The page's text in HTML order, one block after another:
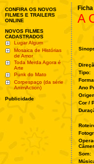
CONFIRA OS NOVOS
FILMES E TRAILERS
ONLINE
NOVOS FILMES
CADASTRADOS
Lugar Algum
Mosaica de Histórias
de Amor
Toda Merda Agora é
Arte
Punk do Mato
Corpespaço (da série
AnimAction)
Publicidade
A
Tipo:
Ano
Cor /
Som: